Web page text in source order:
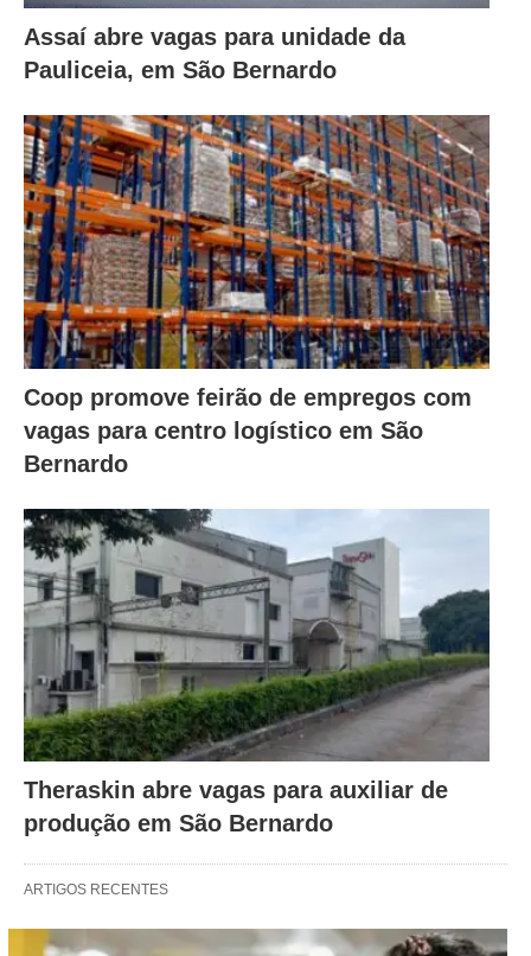
Assaí abre vagas para unidade da
Pauliceia, em São Bernardo
Coop promove feirão de empregos com
vagas para centro logístico em São
Bernardo
Theraskin abre vagas para auxiliar de
produção em São Bernardo
ARTIGOS RECENTES